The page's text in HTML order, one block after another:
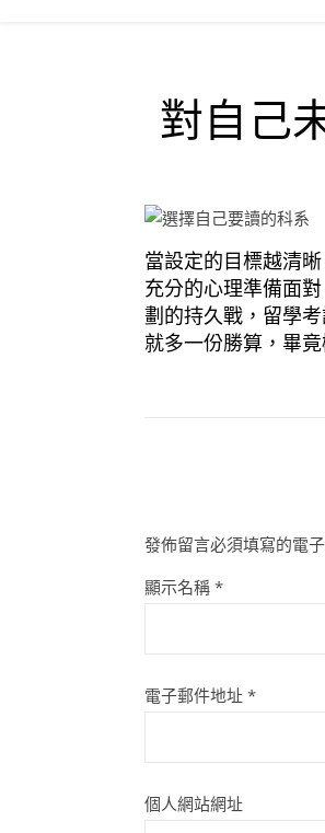
對自己
當設定的目標越清
充分的心理準備面
劃的持久戰，留學
就多一份勝算，畢
發佈留言必須填寫的電
顯示名稱 *
電子郵件地址 *
個人網站網址